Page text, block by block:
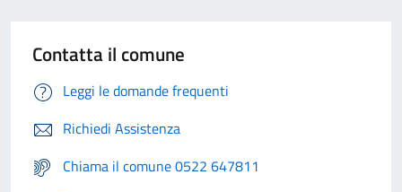
Contatta il comune
Leggi le domande frequenti
Richiedi Assistenza
Chiama il comune 0522 647811